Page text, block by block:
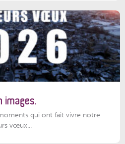
images.
qui ont fait vivre notre
vœux...